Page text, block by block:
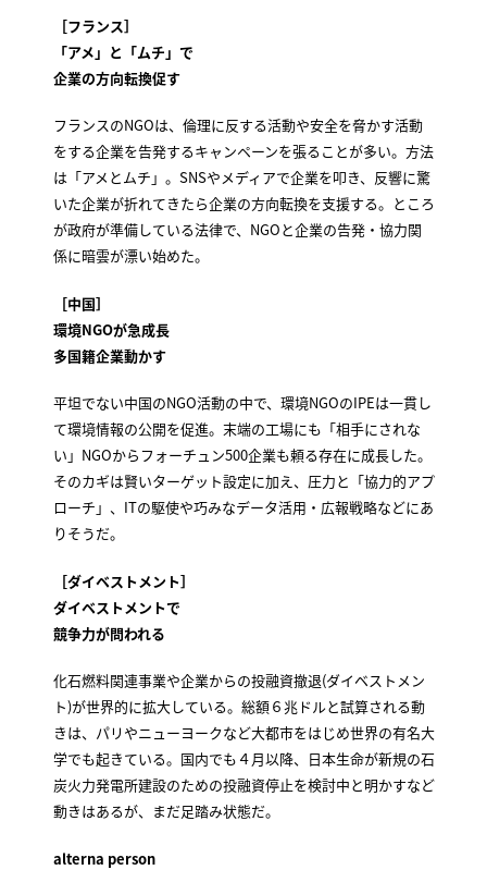
［フランス］
「アメ」と「ムチ」で
企業の方向転換促す
フランスのNGOは、倫理に反する活動や安全を脅かす活動
をする企業を告発するキャンペーンを張ることが多い。方法
は「アメとムチ」。SNSやメディアで企業を叩き、反響に驚
いた企業が折れてきたら企業の方向転換を支援する。ところ
が政府が準備している法律で、NGOと企業の告発・協力関
係に暗雲が漂い始めた。
［中国］
環境NGOが急成長
多国籍企業動かす
平坦でない中国のNGO活動の中で、環境NGOのIPEは一貫し
て環境情報の公開を促進。末端の工場にも「相手にされな
い」NGOからフォーチュン500企業も頼る存在に成長した。
そのカギは賢いターゲット設定に加え、圧力と「協力的アプ
ローチ」、ITの駆使や巧みなデータ活用・広報戦略などにあ
りそうだ。
［ダイベストメント］
ダイベストメントで
競争力が問われる
化石燃料関連事業や企業からの投融資撤退(ダイベストメン
ト)が世界的に拡大している。総額６兆ドルと試算される動
きは、パリやニューヨークなど大都市をはじめ世界の有名大
学でも起きている。国内でも４月以降、日本生命が新規の石
炭火力発電所建設のための投融資停止を検討中と明かすなど
動きはあるが、まだ足踏み状態だ。
alterna person